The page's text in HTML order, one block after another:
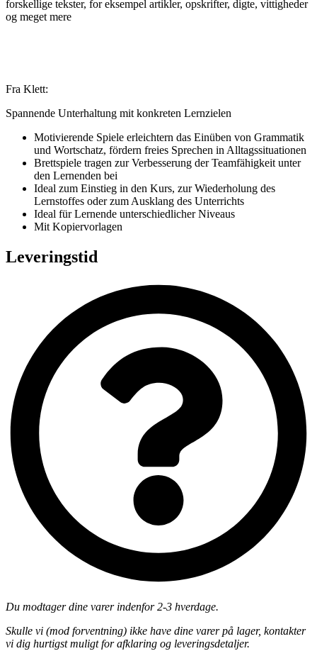
forskellige tekster, for eksempel artikler, opskrifter, digte, vittigheder
og meget mere
Fra Klett:
Spannende Unterhaltung mit konkreten Lernzielen
Motivierende Spiele erleichtern das Einüben von Grammatik
und Wortschatz, fördern freies Sprechen in Alltagssituationen
Brettspiele tragen zur Verbesserung der Teamfähigkeit unter
den Lernenden bei
Ideal zum Einstieg in den Kurs, zur Wiederholung des
Lernstoffes oder zum Ausklang des Unterrichts
Ideal für Lernende unterschiedlicher Niveaus
Mit Kopiervorlagen
Leveringstid
Du modtager dine varer indenfor 2-3 hverdage.
Skulle vi (mod forventning) ikke have dine varer på lager, kontakter
vi dig hurtigst muligt for afklaring og leveringsdetaljer.